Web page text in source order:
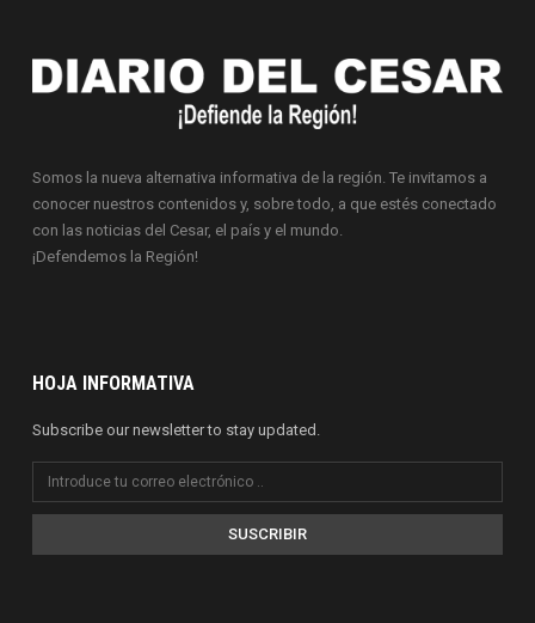
Somos la nueva alternativa informativa de la región. Te invitamos a
conocer nuestros contenidos y, sobre todo, a que estés conectado
con las noticias del Cesar, el país y el mundo.
¡Defendemos la Región!
HOJA INFORMATIVA
Subscribe our newsletter to stay updated.
SUSCRIBIR